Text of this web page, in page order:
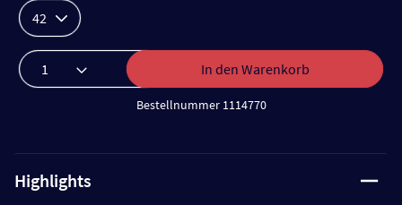
42
In den Warenkorb
Bestellnummer 1114770
Highlights